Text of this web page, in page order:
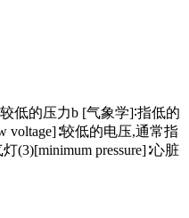
低的压力b [气象学]∶指低的
voltage]∶较低的电压,通常指
(3)[minimum pressure]∶心脏